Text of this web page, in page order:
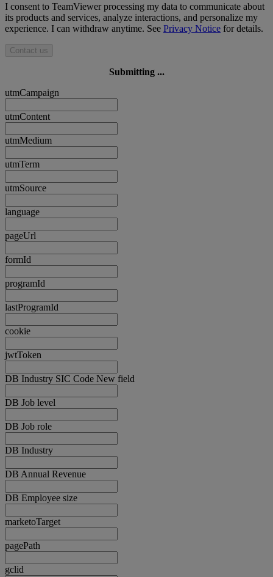
I consent to TeamViewer processing my data to communicate about
its products and services, analyze interactions, and personalize my
experience. I can withdraw anytime. See Privacy Notice for details.
Contact us
Submitting ...
utmCampaign
utmContent
utmMedium
utmTerm
utmSource
language
pageUrl
formId
programId
lastProgramId
cookie
jwtToken
DB Industry SIC Code New field
DB Job level
DB Job role
DB Industry
DB Annual Revenue
DB Employee size
marketoTarget
pagePath
gclid